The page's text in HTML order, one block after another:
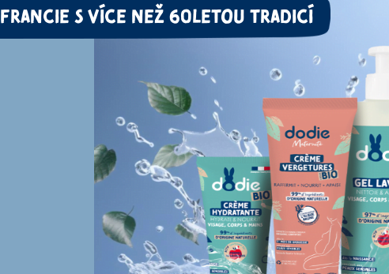
FRANCIES VÍCE NEŽ 60LETOU TRADICÍ